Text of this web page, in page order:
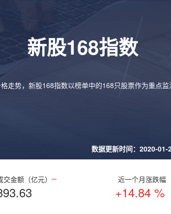
新股168指数
走势，新股168指数以榜单中的168只股票作为重点监
数据更新时间：2020-01-
交金额（亿元） 近一个月涨跌幅
+14.84 %